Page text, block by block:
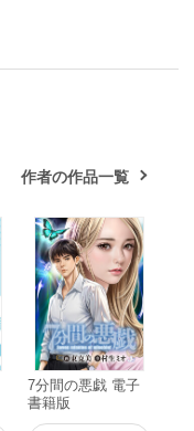
作者の作品一覧
7分間の悪戯 電子
書籍版